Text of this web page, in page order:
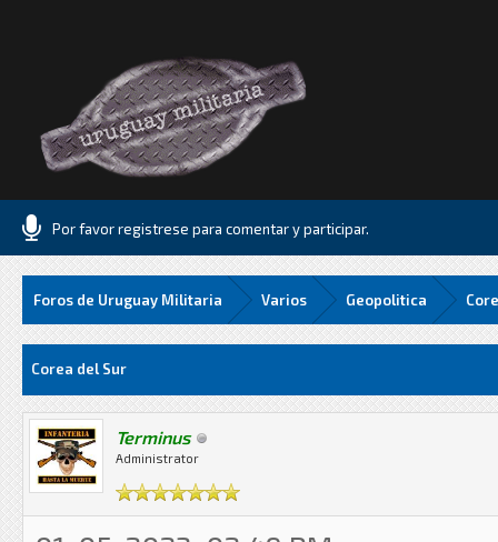
Por favor registrese para comentar y participar.
Foros de Uruguay Militaria Varios Geopolitica
Corea del Sur
Terminus
Administrator